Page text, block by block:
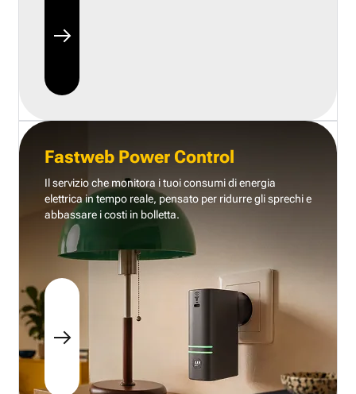
Fastweb Power Control
Il servizio che monitora i tuoi consumi di energia
elettrica in tempo reale, pensato per ridurre gli sprechi e
abbassare i costi in bolletta.